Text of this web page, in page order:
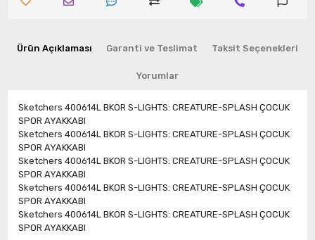
Ürün Açıklaması Garanti ve Teslimat Taksit Seçenekleri
Yorumlar
Sketchers 400614L BKOR S-LIGHTS: CREATURE-SPLASH ÇOCUK
SPOR AYAKKABI
Sketchers 400614L BKOR S-LIGHTS: CREATURE-SPLASH ÇOCUK
SPOR AYAKKABI
Sketchers 400614L BKOR S-LIGHTS: CREATURE-SPLASH ÇOCUK
SPOR AYAKKABI
Sketchers 400614L BKOR S-LIGHTS: CREATURE-SPLASH ÇOCUK
SPOR AYAKKABI
Sketchers 400614L BKOR S-LIGHTS: CREATURE-SPLASH ÇOCUK
SPOR AYAKKABI